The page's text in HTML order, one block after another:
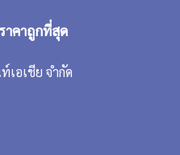
าคาถูกที่สุด
อเชีย จำกัด